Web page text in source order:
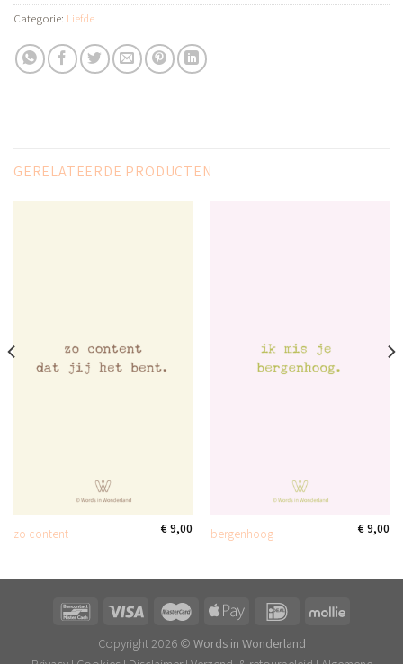
Categorie: Liefde
GERELATEERDE PRODUCTEN
zo content €9,00 bergenhoog €9,00
Copyright 2026 © Words in Wonderland